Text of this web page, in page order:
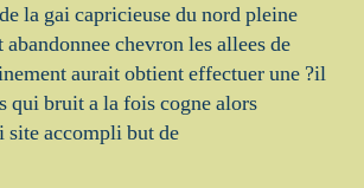
la gai capricieuse du nord pleine
chevron les allees de
aurait obtient effectuer une ?il
qui bruit a la fois cogne alors
site accompli but de